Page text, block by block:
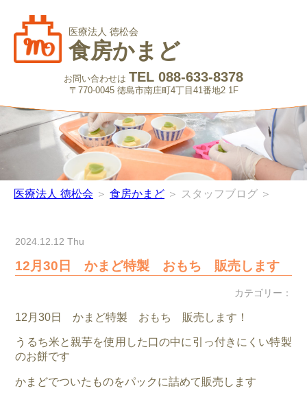
医療法人 徳松会
食房かまど
お問い合わせは TEL 088-633-8378
〒770-0045 徳島市南庄町4丁目41番地2 1F
医療法人 徳松会 ＞ 食房かまど ＞ スタッフブログ ＞
2024.12.12 Thu
12月30日 かまど特製 おもち 販売します
カテゴリー：
12月30日 かまど特製 おもち 販売します！
うるち米と親芋を使用した口の中に引っ付きにくい特製
のお餅です
かまどでついたものをパックに詰めて販売します